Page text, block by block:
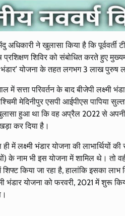
अधिकारी ने खुलासा किया है कि
शिविर को संबोधित करते हुए
योजना के तहत लगभग 3 लाख पुरुष
में सत्ता परिवर्तन के बाद बीजेपी लक्ष्मी
मेदिनीपुर एसपी आईपीएस पापिया
हुआ था कि वह अप्रैल 2022 से अपनी
कर दिया है।
ही में लक्ष्मी भंडार योजना की
के नाम भी इस योजना में शामिल थे। तो
किया जा रहा है, हालांकि इसका
भंडार योजना को फरवरी, 2021 में